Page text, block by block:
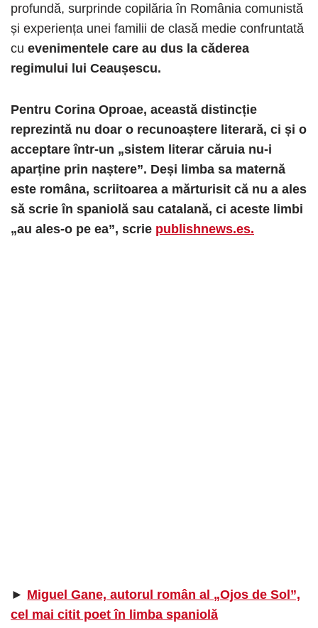
profundă, surprinde copilăria în România comunistă
și experiența unei familii de clasă medie confruntată
cu evenimentele care au dus la căderea
regimului lui Ceaușescu.
Pentru Corina Oproae, această distincție
reprezintă nu doar o recunoaștere literară, ci și o
acceptare într-un „sistem literar căruia nu-i
aparține prin naștere”. Deși limba sa maternă
este româna, scriitoarea a mărturisit că nu a ales
să scrie în spaniolă sau catalană, ci aceste limbi
„au ales-o pe ea”, scrie publishnews.es.
► Miguel Gane, autorul român al „Ojos de Sol”,
cel mai citit poet în limba spaniolă